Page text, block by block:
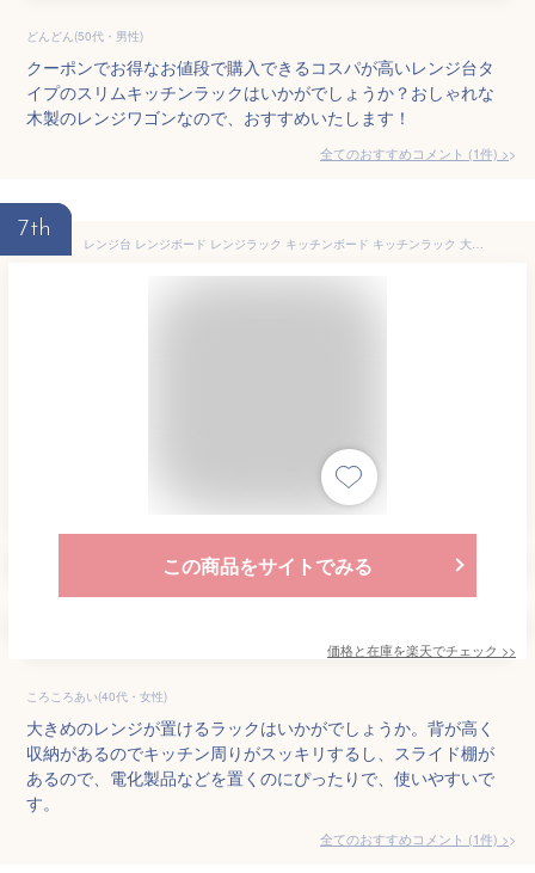
どんどん(50代・男性)
クーポンでお得なお値段で購入できるコスパが高いレンジ台タ
イプのスリムキッチンラックはいかがでしょうか？おしゃれな
木製のレンジワゴンなので、おすすめいたします！
全てのおすすめコメント (1件) >
7th
レンジ台 レンジボード レンジラック キッチンボード キッチンラック 大型レンジ対応 電子レンジ台 食器棚 北欧 ラック シェルフ 収納棚 rack 食器棚 60幅 スリム キッチン収納 シンプル おしゃれ 収納 白 ホワイト emery〔エメリー〕ハイタイプ
この商品をサイトでみる
価格と在庫を楽天でチェック >>
ころころあい(40代・女性)
大きめのレンジが置けるラックはいかがでしょうか。背が高く
収納があるのでキッチン周りがスッキリするし、スライド棚が
あるので、電化製品などを置くのにぴったりで、使いやすいで
す。
全てのおすすめコメント (1件) >